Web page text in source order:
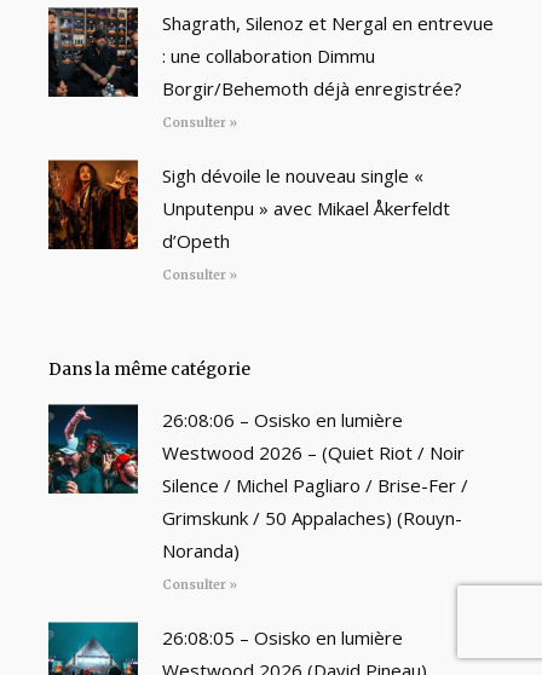
Shagrath, Silenoz et Nergal en entrevue
: une collaboration Dimmu
Borgir/Behemoth déjà enregistrée?
Consulter »
Sigh dévoile le nouveau single «
Unputenpu » avec Mikael Åkerfeldt
d’Opeth
Consulter »
Dans la même catégorie
26:08:06 – Osisko en lumière
Westwood 2026 – (Quiet Riot / Noir
Silence / Michel Pagliaro / Brise-Fer /
Grimskunk / 50 Appalaches) (Rouyn-
Noranda)
Consulter »
26:08:05 – Osisko en lumière